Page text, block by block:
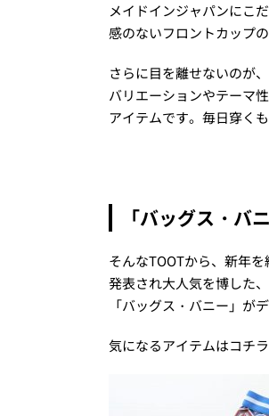
メイドインジャパンにこ
感のないフロントカップ
さらに目を離せないのが
バリエーションやテーマ
アイテムです。毎日穿く
「バッグス・バ
そんなTOOTから、新年
発表され大人気を博した
「バッグス・バニー」が
気になるアイテムはコチラ